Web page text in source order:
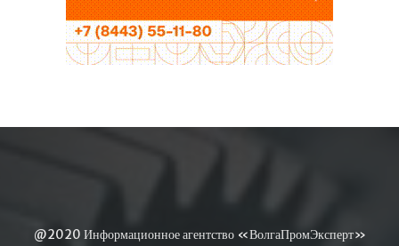
@2020 Информационное агентство «ВолгаПромЭксперт»